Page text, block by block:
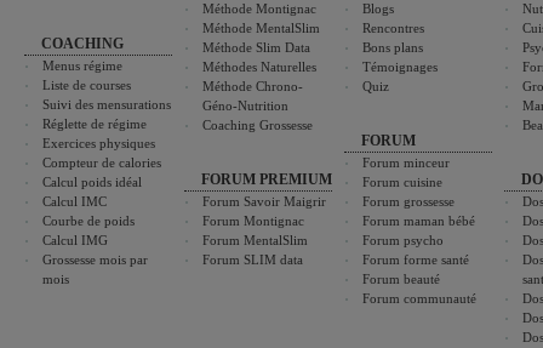
COACHING
Menus régime
Liste de courses
Suivi des mensurations
Réglette de régime
Exercices physiques
Compteur de calories
Calcul poids idéal
Calcul IMC
Courbe de poids
Calcul IMG
Grossesse mois par
mois
Méthode Montignac
Méthode MentalSlim
Méthode Slim Data
Méthodes Naturelles
Méthode Chrono-
Géno-Nutrition
Coaching Grossesse
FORUM PREMIUM
Forum Savoir Maigrir
Forum Montignac
Forum MentalSlim
Forum SLIM data
Blogs
Rencontres
Bons plans
Témoignages
Quiz
FORUM
Forum minceur
Forum cuisine
Forum grossesse
Forum maman bébé
Forum psycho
Forum forme santé
Forum beauté
Forum communauté